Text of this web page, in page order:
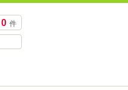
0 件